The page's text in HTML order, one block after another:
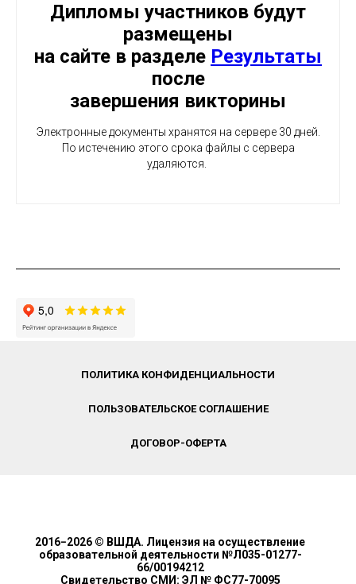
Дипломы участников будут
размещены
на сайте в разделе Результаты
после
завершения викторины
Электронные документы хранятся на сервере 30 дней.
По истечению этого срока файлы с сервера
удаляются.
ПОЛИТИКА КОНФИДЕНЦИАЛЬНОСТИ
ПОЛЬЗОВАТЕЛЬСКОЕ СОГЛАШЕНИЕ
ДОГОВОР-ОФЕРТА
2016−2026 © ВШДА. Лицензия на осуществление
образовательной деятельности №Л035-01277-
66/00194212
Свидетельство СМИ: ЭЛ № ФС77-70095